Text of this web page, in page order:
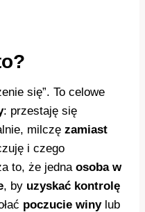
się”. To celowe
: przestaję się
milczę zamiast
i czego
to, że jedna osoba w
, by uzyskać kontrolę
poczucie winylub